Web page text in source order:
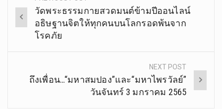
Post
navigation
วัดพระธรรมกายสวดมนต์ข้ามปีออนไลน์
อธิษฐานจิตให้ทุกคนบนโลกรอดพ้นจาก
โรคภัย
NEXT POST
ถึงเพื่อน…“มหาสมปอง”และ“มหาไพรวัลย์”
วันจันทร์ 3 มกราคม 2565